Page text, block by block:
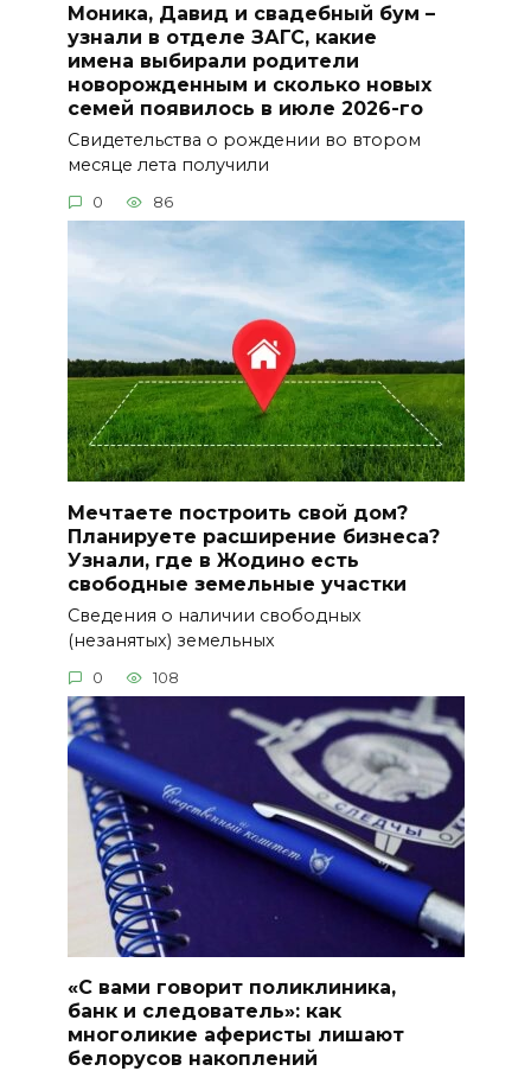
Моника, Давид и свадебный бум –
узнали в отделе ЗАГС, какие
имена выбирали родители
новорожденным и сколько новых
семей появилось в июле 2026-го
Свидетельства о рождении во втором
месяце лета получили
0 86
Мечтаете построить свой дом?
Планируете расширение бизнеса?
Узнали, где в Жодино есть
свободные земельные участки
Сведения о наличии свободных
(незанятых) земельных
0 108
«С вами говорит поликлиника,
банк и следователь»: как
многоликие аферисты лишают
белорусов накоплений